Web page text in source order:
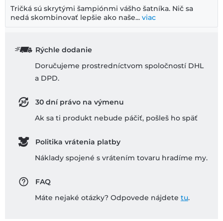
Tričká sú skrytými šampiónmi vášho šatníka. Nič sa
nedá skombinovať lepšie ako naše... viac
Rýchle dodanie
Doručujeme prostredníctvom spoločností DHL
a DPD.
30 dní právo na výmenu
Ak sa ti produkt nebude páčiť, pošleš ho späť
Politika vrátenia platby
Náklady spojené s vrátením tovaru hradíme my.
FAQ
Máte nejaké otázky? Odpovede nájdete tu.